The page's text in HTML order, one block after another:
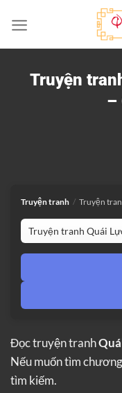
qua
nội
Truyện
–
Truyện tranh / Truyện
Đọc truyện tranh
Nếu muốn tìm
tìm kiếm.